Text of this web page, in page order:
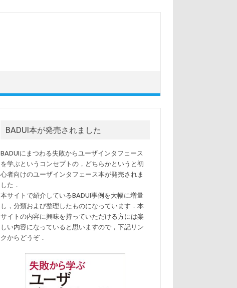
BADUI本が発売されました
BADUIにまつわる失敗からユーザインタフェース
を学ぶというコンセプトの，どちらかというと初
心者向けのユーザインタフェース本が発売されま
した．
本サイトで紹介しているBADUI事例を大幅に増量
し，分類および整理したものになっています．本
サイトの内容に興味を持っていただける方には楽
しい内容になっていると思いますので，下記リン
クからどうぞ．